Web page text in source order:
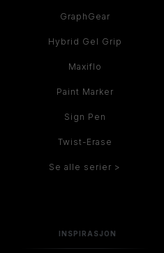
GraphGear
Hybrid Gel Grip
Maxiflo
Paint Marker
Sign Pen
Twist-Erase
Se alle serier >
INSPIRASJON